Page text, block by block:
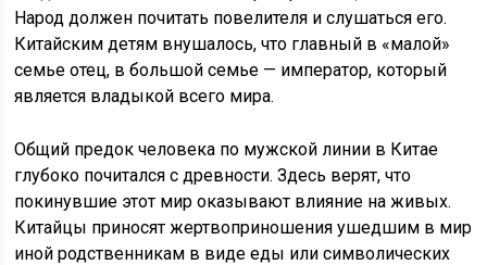
Народ должен почитать повелителя и слушаться его.
Китайским детям внушалось, что главный в «малой»
семье отец, в большой семье — император, который
является владыкой всего мира.
Общий предок человека по мужской линии в Китае
глубоко почитался с древности. Здесь верят, что
покинувшие этот мир оказывают влияние на живых.
Китайцы приносят жертвоприношения ушедшим в мир
иной родственникам в виде еды или символических